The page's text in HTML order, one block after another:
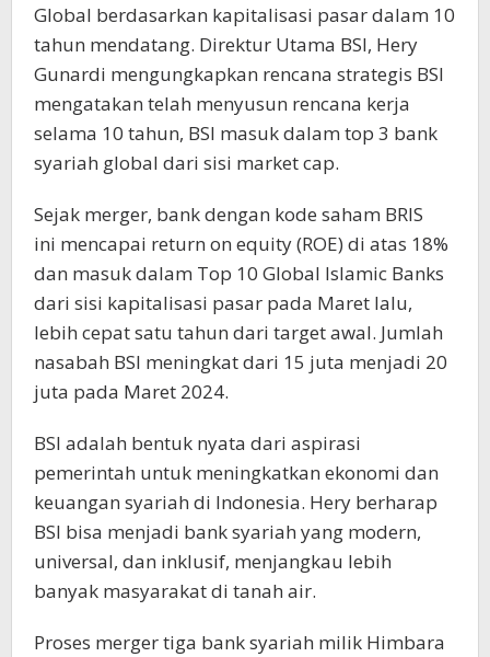
Global berdasarkan kapitalisasi pasar dalam 10
tahun mendatang. Direktur Utama BSI, Hery
Gunardi mengungkapkan rencana strategis BSI
mengatakan telah menyusun rencana kerja
selama 10 tahun, BSI masuk dalam top 3 bank
syariah global dari sisi market cap.
Sejak merger, bank dengan kode saham BRIS
ini mencapai return on equity (ROE) di atas 18%
dan masuk dalam Top 10 Global Islamic Banks
dari sisi kapitalisasi pasar pada Maret lalu,
lebih cepat satu tahun dari target awal. Jumlah
nasabah BSI meningkat dari 15 juta menjadi 20
juta pada Maret 2024.
BSI adalah bentuk nyata dari aspirasi
pemerintah untuk meningkatkan ekonomi dan
keuangan syariah di Indonesia. Hery berharap
BSI bisa menjadi bank syariah yang modern,
universal, dan inklusif, menjangkau lebih
banyak masyarakat di tanah air.
Proses merger tiga bank syariah milik Himbara